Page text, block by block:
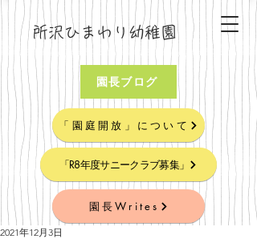
所沢ひまわり幼稚園
園長ブログ
「園庭開放」について
「R8年度サニークラブ募集」
園長Writes
2021年12月3日